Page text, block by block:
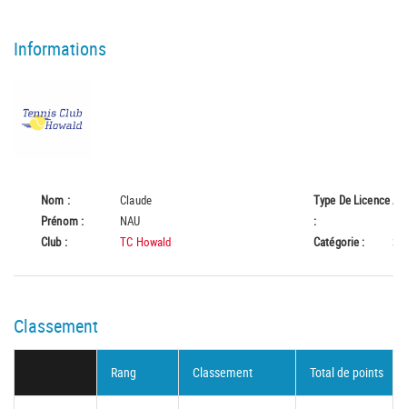
Informations
Nom :
Claude
Prénom :
NAU
Club :
TC Howald
Type De Licence
:
A
Catégorie :
Classement
Rang Classement Total de points